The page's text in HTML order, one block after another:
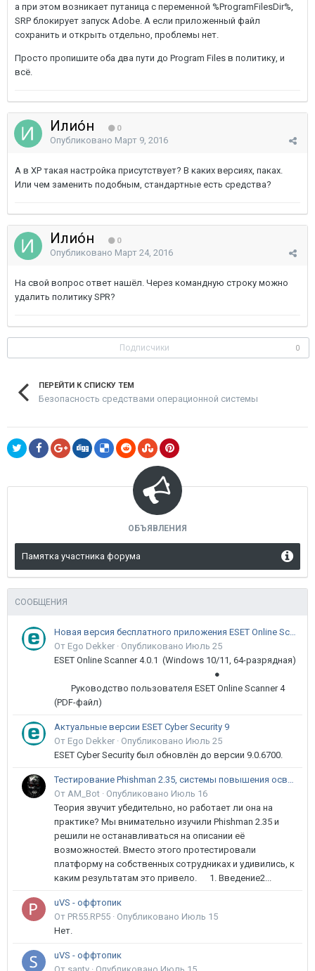
а при этом возникает путаница с переменной %ProgramFilesDir%,
SRP блокирует запуск Adobe. А если приложенный файл
сохранить и открыть отдельно, проблемы нет.
Просто пропишите оба два пути до Program Files в политику, и
всё.
Илио́н 0
Опубликовано Март 9, 2016
А в XP такая настройка присутствует? В каких версиях, паках.
Или чем заменить подобным, стандартные есть средства?
Илио́н 0
Опубликовано Март 24, 2016
На свой вопрос ответ нашёл. Через командную строку можно
удалить политику SPR?
Подписчики 0
ПЕРЕЙТИ К СПИСКУ ТЕМ
Безопасность средствами операционной системы
ОБЪЯВЛЕНИЯ
Памятка участника форума
СООБЩЕНИЯ
Новая версия бесплатного приложения ESET Online Scanner доступна пользователям
От Ego Dekker · Опубликовано Июль 25
ESET Online Scanner 4.0.1 (Windows 10/11, 64-разрядная)
●
Руководство пользователя ESET Online Scanner 4
(PDF-файл)
Актуальные версии ESET Cyber Security 9
От Ego Dekker · Опубликовано Июль 25
ESET Cyber Security был обновлён до версии 9.0.6700.
Тестирование Phishman 2.35, системы повышения осведомлённости пользователей в сфере ИБ
От AM_Bot · Опубликовано Июль 16
Теория звучит убедительно, но работает ли она на
практике? Мы внимательно изучили Phishman 2.35 и
решили не останавливаться на описании её
возможностей. Вместо этого протестировали
платформу на собственных сотрудниках и удивились, к
каким результатам это привело. 1. Введение2...
uVS - оффтопик
От PR55.RP55 · Опубликовано Июль 15
Нет.
uVS - оффтопик